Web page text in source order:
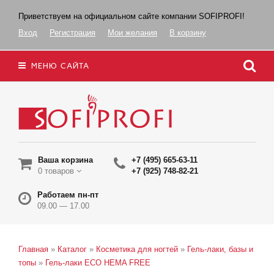
Приветствуем на официальном сайте компании SOFIPROFI!
Вход
Регистрация Мои желания В корзину
МЕНЮ САЙТА
Ваша корзина
0 товаров
+7 (495) 665-63-11
+7 (925) 748-82-21
Работаем пн-пт
09.00 — 17.00
Главная » Каталог » Косметика для ногтей » Гель-лаки, базы и
топы » Гель-лаки ECO HEMA FREE